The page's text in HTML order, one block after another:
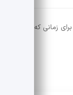
زمانی که